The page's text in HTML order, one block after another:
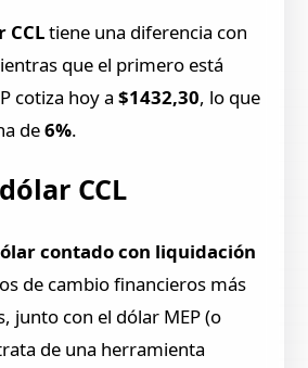
CCLtiene una diferencia con
que el primero está
cotiza hoy a$1432,30, lo que
de6%.
CCL
contado con liquidación
de cambio financieros más
junto con el dólar MEP (o
de una herramienta